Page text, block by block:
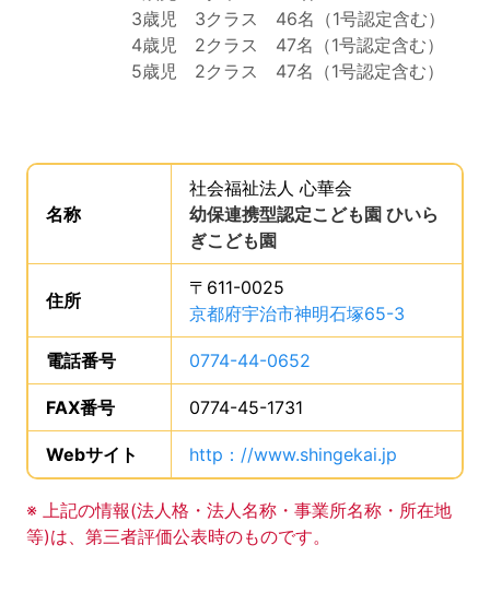
3歳児 3クラス 46名（1号認定含む）
4歳児 2クラス 47名（1号認定含む）
5歳児 2クラス 47名（1号認定含む）
事業所の基礎データを読み上げます。
名称は、
社会福祉法人 心華会
幼保連携型認定こども園 ひいら
ぎこども園
住所
〒611-0025
京都府宇治市神明石塚65-3
電話番号 0774-44-0652
FAX番号 0774-45-1731
Webサイト URLは、http：//www.shingekai.jp
事業所の基礎データの読み上げは以上です。
※ 上記の情報(法人格・法人名称・事業所名称・所在地
等)は、第三者評価公表時のものです。